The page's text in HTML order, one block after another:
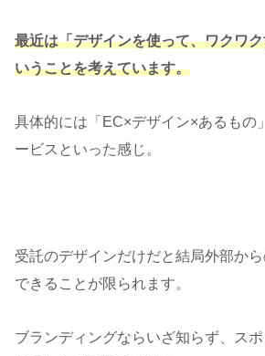
最近は「デザインを使って、ワクワ
いうことを考えています。
具体的には「EC×デザイン×あるもの
ービスといった感じ。
受託のデザインだけだと結局外部から
できることが限られます。
ブランディングならいざ知らず、ス